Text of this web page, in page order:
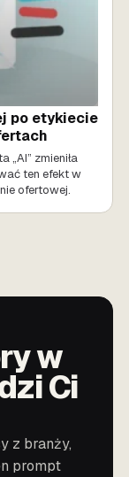
po etykiecie
zmieniła
ten efekt w
ofertowej.
w
Ci
z branży,
prompt